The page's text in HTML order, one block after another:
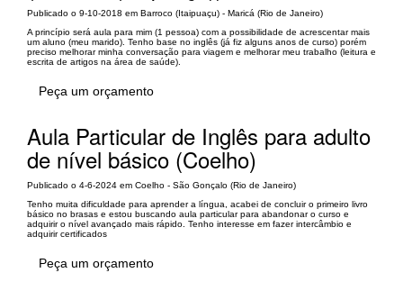
Publicado o 9-10-2018 em Barroco (Itaipuaçu) - Maricá (Rio de Janeiro)
A princípio será aula para mim (1 pessoa) com a possibilidade de acrescentar mais
um aluno (meu marido). Tenho base no inglês (já fiz alguns anos de curso) porém
preciso melhorar minha conversação para viagem e melhorar meu trabalho (leitura e
escrita de artigos na área de saúde).
Peça um orçamento
Aula Particular de Inglês para adulto
de nível básico (Coelho)
Publicado o 4-6-2024 em Coelho - São Gonçalo (Rio de Janeiro)
Tenho muita dificuldade para aprender a língua, acabei de concluir o primeiro livro
básico no brasas e estou buscando aula particular para abandonar o curso e
adquirir o nível avançado mais rápido. Tenho interesse em fazer intercâmbio e
adquirir certificados
Peça um orçamento